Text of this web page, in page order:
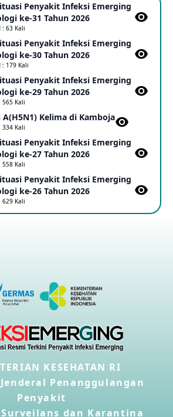
25 May 2026
PHEIC Penyakit Ebola
23 May 2026
Penyakit Ebola di RD Kongo dan
PHEIC
17 May 2026
Ebola di RD Kongo
16 May 2026
A(H5NN6) di Cina
Hanta di Kapal Pesiar Keberangkatan
di Vietnam
28 Apr 2026
Avian Influenza A(H5N1) Keempat di
Penyakit Infeksi Emerging
ke-31 Tahun 2026
63 Kali
Penyakit Infeksi Emerging
ke-30 Tahun 2026
179 Kali
Penyakit Infeksi Emerging
ke-29 Tahun 2026
565 Kali
Kelima di Kamboja​
334 Kali
Penyakit Infeksi Emerging
ke-27 Tahun 2026
558 Kali
Penyakit Infeksi Emerging
ke-26 Tahun 2026
629 Kali
KESEHATAN RI
Penanggulangan
Penyakit
dan Karantina